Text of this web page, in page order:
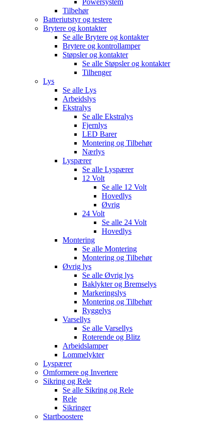
Tilbehør
Batteriutstyr og testere
Brytere og kontakter
Se alle Brytere og kontakter
Brytere og kontrollamper
Støpsler og kontakter
Se alle Støpsler og kontakter
Tilhenger
Lys
Se alle Lys
Arbeidslys
Ekstralys
Se alle Ekstralys
Fjernlys
LED Barer
Montering og Tilbehør
Nærlys
Lyspærer
Se alle Lyspærer
12 Volt
Se alle 12 Volt
Hovedlys
Øvrig
24 Volt
Se alle 24 Volt
Hovedlys
Montering
Se alle Montering
Montering og Tilbehør
Øvrig lys
Se alle Øvrig lys
Baklykter og Bremselys
Markeringslys
Montering og Tilbehør
Ryggelys
Varsellys
Se alle Varsellys
Roterende og Blitz
Arbeidslamper
Lommelykter
Lyspærer
Omformere og Invertere
Sikring og Rele
Se alle Sikring og Rele
Rele
Sikringer
Startboostere